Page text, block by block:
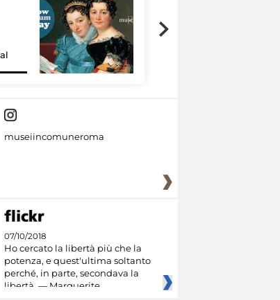
museiincomuneroma
07/10/2018
Ho cercato la libertà più che la
potenza, e quest'ultima soltanto
perché, in parte, secondava la
libertà. — Marguerite